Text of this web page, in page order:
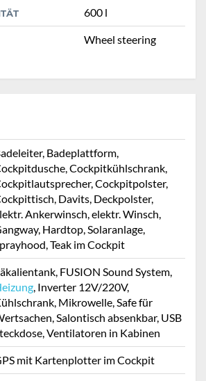
600 l
Wheel steering
Badeplattform,
Cockpitkühlschrank,
Cockpitpolster,
Davits, Deckpolster,
Ankerwinsch, elektr. Winsch,
Hardtop, Solaranlage,
Teak im Cockpit
FUSION Sound System,
, Inverter 12V/220V,
Mikrowelle, Safe für
Salontisch absenkbar, USB
Ventilatoren in Kabinen
mit Kartenplotter im Cockpit